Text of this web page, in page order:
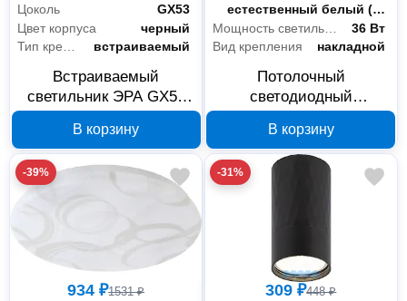
Цоколь
GX53
Цвет корпуса
черный
Тип крепления
встраиваемый
Встраиваемый
светильник ЭРА GX53
Б0055813
В корзину
Цветность
естественный белый (3300-5000 К)
Мощность светильника
36 Вт
Вид крепления
накладной
Потолочный
светодиодный
Slim 2 Б0053327
В корзину
-39%
934 ₽1531 ₽
-31%
309 ₽448 ₽